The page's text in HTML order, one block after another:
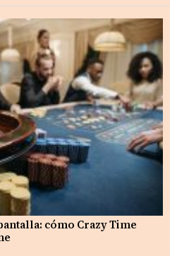
cómo Crazy Time